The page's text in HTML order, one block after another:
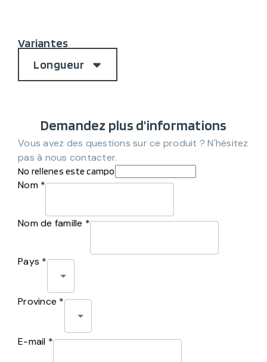
Variantes
Longueur
Demandez plus d'informations
Vous avez des questions sur ce produit ? N'hésitez
pas à nous contacter.
No rellenes este campo
Nom *
Nom de famille *
Pays *
Province *
E-mail *